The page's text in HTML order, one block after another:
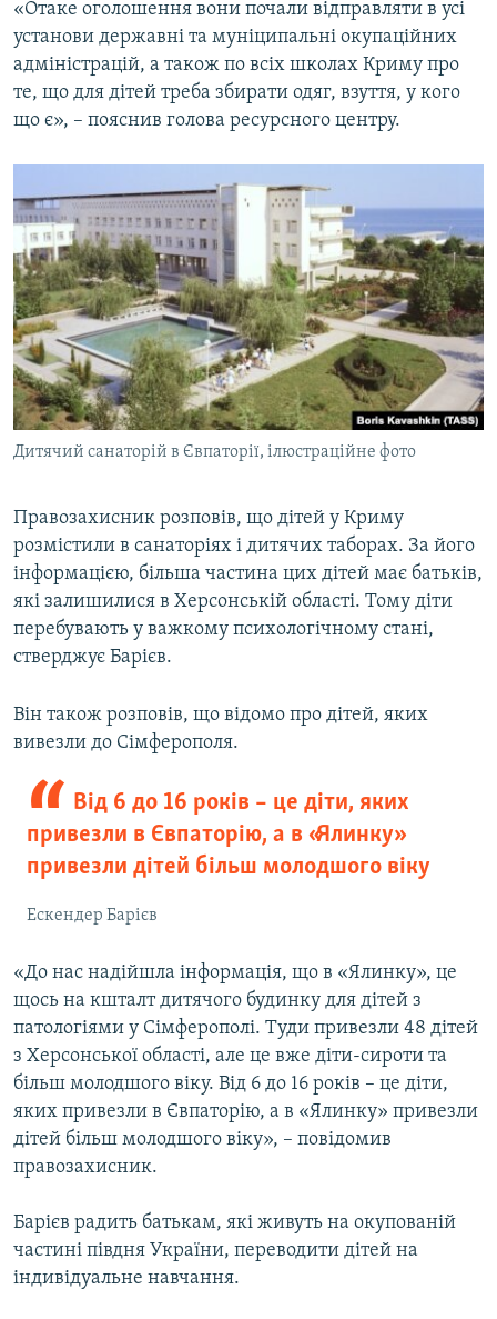
«Отаке оголошення вони почали відправляти в усі
установи державні та муніципальні окупаційних
адміністрацій, а також по всіх школах Криму про
те, що для дітей треба збирати одяг, взуття, у кого
що є», – пояснив голова ресурсного центру.
Дитячий санаторій в Євпаторії, ілюстраційне фото
Правозахисник розповів, що дітей у Криму
розмістили в санаторіях і дитячих таборах. За його
інформацією, більша частина цих дітей має батьків,
які залишилися в Херсонській області. Тому діти
перебувають у важкому психологічному стані,
стверджує Барієв.
Він також розповів, що відомо про дітей, яких
вивезли до Сімферополя.
Від 6 до 16 років – це діти, яких
привезли в Євпаторію, а в «Ялинку»
привезли дітей більш молодшого віку
Ескендер Барієв
«До нас надійшла інформація, що в «Ялинку», це
щось на кшталт дитячого будинку для дітей з
патологіями у Сімферополі. Туди привезли 48 дітей
з Херсонської області, але це вже діти-сироти та
більш молодшого віку. Від 6 до 16 років – це діти,
яких привезли в Євпаторію, а в «Ялинку» привезли
дітей більш молодшого віку», – повідомив
правозахисник.
Барієв радить батькам, які живуть на окупованій
частині півдня України, переводити дітей на
індивідуальне навчання.